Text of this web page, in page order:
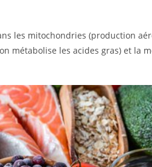
les mitochondries (production
métabolise les acides gras) et la